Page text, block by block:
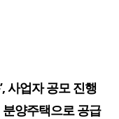
사업자 공모 진행
양주택으로 공급